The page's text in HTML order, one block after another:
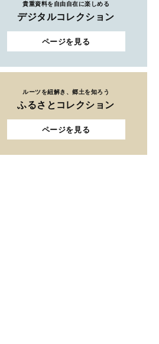
貴重資料を自由自在に楽しめる
デジタルコレクション
ページを見る
ルーツを紐解き、郷土を知ろう
ふるさとコレクション
ページを見る